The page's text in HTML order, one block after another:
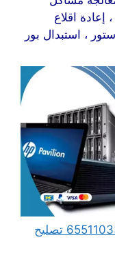
إعادة اقلاع
، استبدال بور
مهندس كمبيوتر العارضية الصناعية 65511033 تصليح